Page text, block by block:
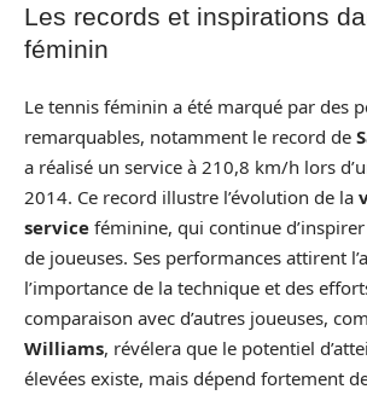
Les records et inspirations
féminin
Le tennis féminin a été marqué par des
remarquables, notamment le record de
a réalisé un service à 210,8 km/h lors
2014. Ce record illustre l’évolution de la
service féminine, qui continue
de joueuses. Ses performances attirent
l’importance de la technique et des
comparaison avec d’autres joueuses,
Williams, révélera que le potentiel
élevées existe, mais dépend fortement